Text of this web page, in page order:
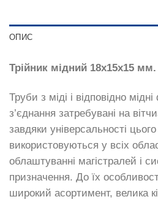
ОПИС
Трійник мідний 18x15x15 мм.
Труби з міді і відповідно
з’єднання затребувані на
завдяки універсальності
використовуються у всіх
облаштуванні магістралей і
призначення. До їх
широкий асортимент, велика